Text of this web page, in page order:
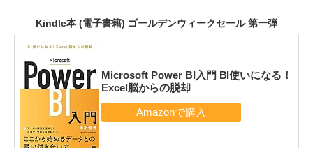
Kindle本 (電子書籍) ゴールデンウィークセール 第一弾
Microsoft Power BI入門 BI使いになる！
Excel脳からの脱却